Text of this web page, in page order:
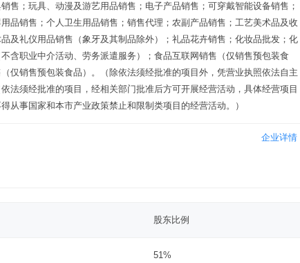
售；玩具、动漫及游艺用品销售；电子产品销售；可穿戴智能设备销售；
品销售；个人卫生用品销售；销售代理；农副产品销售；工艺美术品及收
及礼仪用品销售（象牙及其制品除外）；礼品花卉销售；化妆品批发；化
含职业中介活动、劳务派遣服务）；食品互联网销售（仅销售预包装食
仅销售预包装食品）。（除依法须经批准的项目外，凭营业执照依法自主
法须经批准的项目，经相关部门批准后方可开展经营活动，具体经营项目
从事国家和本市产业政策禁止和限制类项目的经营活动。）
企业详情
股东比例
51%